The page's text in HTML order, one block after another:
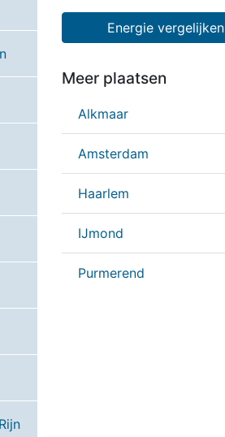
Energie vergelijken
Meer plaatsen
Alkmaar
Amsterdam
Haarlem
IJmond
Purmerend